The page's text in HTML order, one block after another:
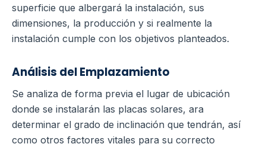
superficie que albergará la instalación, sus
dimensiones, la producción y si realmente la
instalación cumple con los objetivos planteados.
Análisis del Emplazamiento
Se analiza de forma previa el lugar de ubicación
donde se instalarán las placas solares, ara
determinar el grado de inclinación que tendrán, así
como otros factores vitales para su correcto